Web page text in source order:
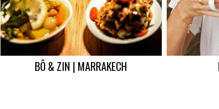
BÔ & ZIN | MARRAKECH